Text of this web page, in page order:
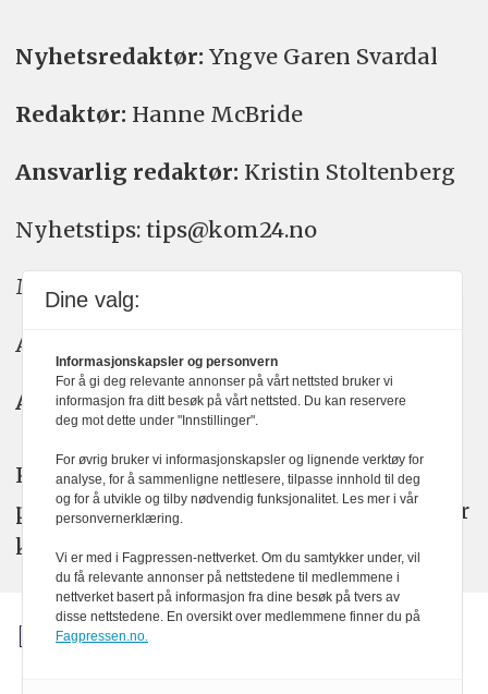
Nyhetsredaktør: Yngve Garen Svardal
Redaktør: Hanne McBride
Ansvarlig redaktør: Kristin Stoltenberg
Nyhetstips: tips@kom24.no
Meninger: meninger@kom24.no
Annonse: annonse@watchmedia.no
Abonnement:kom24@watchmedia.no
KOM24 arbeider etter Vær Varsom-
plakatens regler for god presseskikk. Her
kan du lese mer om PFUs arbeid.
Dine valg:
Informasjonskapsler og personvern
For å gi deg relevante annonser på vårt nettsted bruker vi
informasjon fra ditt besøk på vårt nettsted. Du kan reservere
deg mot dette under "Innstillinger".
For øvrig bruker vi informasjonskapsler og lignende verktøy for
analyse, for å sammenligne nettlesere, tilpasse innhold til deg
og for å utvikle og tilby nødvendig funksjonalitet. Les mer i vår
personvernerklæring.
Vi er med i Fagpressen-nettverket. Om du samtykker under, vil
du få relevante annonser på nettstedene til medlemmene i
nettverket basert på informasjon fra dine besøk på tvers av
disse nettstedene. En oversikt over medlemmene finner du på
Fagpressen.no.